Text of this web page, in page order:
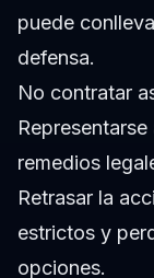
puede
defensa.
No contratar
remedios
Retrasar la
estrictos y
opciones.